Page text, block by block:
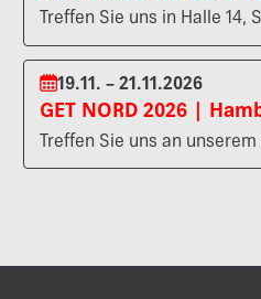
Treffen Sie uns in Halle 14,
19.11. – 21.11.2026
GET NORD 2026 |
Treffen Sie uns an unserem